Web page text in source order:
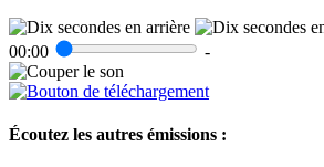
00:00 -
Écoutez les autres émissions :